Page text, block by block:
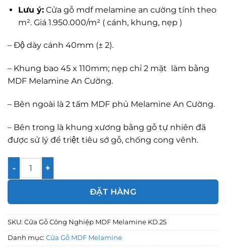
Lưu ý:Cửa gỗ mdf melamine an cường tính theo
m². Giá 1.950.000/m² ( cánh, khung, nẹp )
– Độ dày cánh 40mm (± 2).
– Khung bao 45 x 110mm; nẹp chỉ 2 mặt làm bằng
MDF Melamine An Cường.
– Bên ngoài là 2 tấm MDF phủ Melamine An Cường.
– Bên trong là khung xương bằng gỗ tự nhiên đã
được sử lý để triệt tiêu sớ gỗ, chống cong vênh.
Cửa Gỗ Công Nghiệp MDF Melamine KD.25 số lượng
ĐẶT HÀNG
SKU: Cửa Gỗ Công Nghiệp MDF Melamine KD.25
Danh mục: Cửa Gỗ MDF Melamine